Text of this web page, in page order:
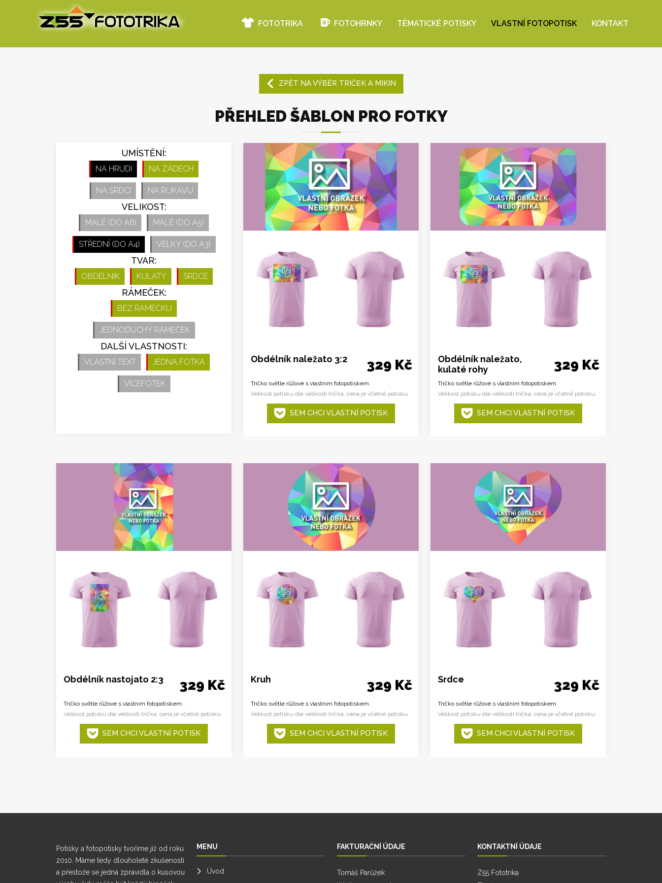
FOTOTRIKA FOTOHRNKY TÉMATICKÉ POTISKY VLASTNÍ FOTOPOTISK KONTAKT
ZPĚT NA VÝBĚR TRIČEK A MIKIN
PŘEHLED ŠABLON PRO FOTKY
UMÍSTĚNÍ:
NA HRUDI NA ZÁDECH
NA SRDCI NA RUKÁVU
VELIKOST:
MALÉ (DO A6) MALÉ (DO A5)
STŘEDNÍ (DO A4) VELKÝ (DO A3)
TVAR:
OBDÉLNÍK KULATÝ SRDCE
RÁMEČEK:
BEZ RÁMEČKU
JEDNODUCHÝ RÁMEČEK
DALŠÍ VLASTNOSTI:
VLASTNÍ TEXT JEDNA FOTKA
VÍCEFOTEK
Obdélník naležato 3:2 329 Kč
Tričko světle růžové s vlastním fotopotiskem.
Velikost potisku dle velikosti trička, cena je včetně potisku.
SEM CHCI VLASTNÍ POTISK
Obdélník naležato,
kulaté rohy
329 Kč
Tričko světle růžové s vlastním fotopotiskem.
Velikost potisku dle velikosti trička, cena je včetně potisku.
SEM CHCI VLASTNÍ POTISK
Obdélník nastojato 2:3 329 Kč
Tričko světle růžové s vlastním fotopotiskem.
Velikost potisku dle velikosti trička, cena je včetně potisku.
SEM CHCI VLASTNÍ POTISK
Kruh 329 Kč
Tričko světle růžové s vlastním fotopotiskem.
Velikost potisku dle velikosti trička, cena je včetně potisku.
SEM CHCI VLASTNÍ POTISK
Srdce 329 Kč
Tričko světle růžové s vlastním fotopotiskem.
Velikost potisku dle velikosti trička, cena je včetně potisku.
SEM CHCI VLASTNÍ POTISK
Potisky a fotopotisky tvoříme již od roku
2010. Máme tedy dlouholeté zkušenosti
a přestože se jedná zpravidla o kusovou
MENU
Úvod
FAKTURAČNÍ ÚDAJE
Tomáš Parůžek
KONTAKTNÍ ÚDAJE
Z55 Fototrika